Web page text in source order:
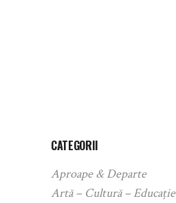
CATEGORII
Aproape & Departe
Artă – Cultură – Educație